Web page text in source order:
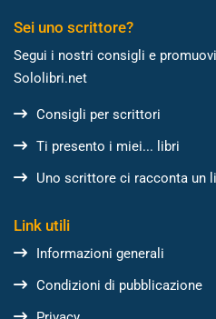
Sei uno scrittore?
Segui i nostri consigli e
Sololibri.net
Consigli per scrittori
Ti presento i miei... libri
Uno scrittore ci racconta un
Link utili
Informazioni generali
Condizioni di pubblicazione